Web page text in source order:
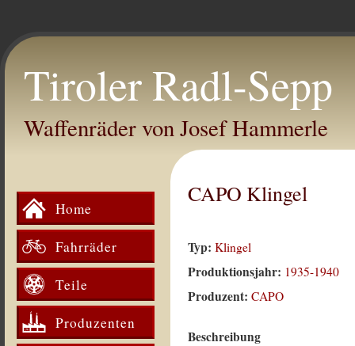
Tiroler Radl-Sepp
Waffenräder von Josef Hammerle
Home
Fahrräder
Teile
Produzenten
CAPO Klingel
Typ:Klingel
Produktionsjahr: 1935-1940
Produzent:CAPO
Beschreibung